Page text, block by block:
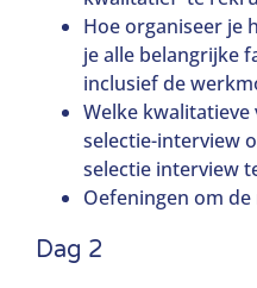
Hoe organiseer je
je alle belangrijke
inclusief de
Welke
selectie-interview
selectie interview
Oefeningen om
Dag 2